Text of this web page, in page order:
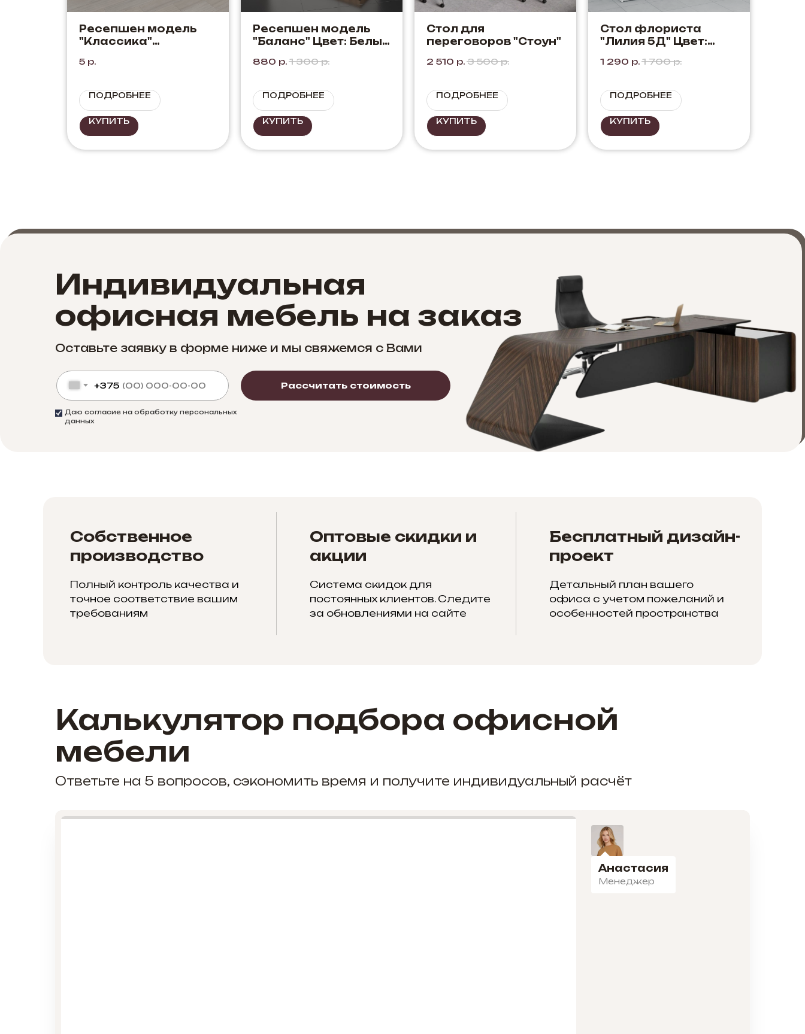
Ресепшен модель
"Классика"
5 р.
ПОДРОБНЕЕ
КУПИТЬ
Ресепшен модель
"Баланс" Цвет: Белый
880 р. 1 300 р.
ПОДРОБНЕЕ
КУПИТЬ
Стол для
переговоров "Стоун"
2 510 р. 3 500 р.
ПОДРОБНЕЕ
КУПИТЬ
Стол флориста
"Лилия 5Д" Цвет:
1 290 р. 1 700 р.
ПОДРОБНЕЕ
КУПИТЬ
Оставьте заявку в форме ниже и мы свяжемся с Вами
Даю согласие на обработку персональных
данных
+375 Рассчитать стоимость
Индивидуальная
офисная мебель на заказ
Собственное
производство
Полный контроль качества и
точное соответствие вашим
требованиям
Оптовые скидки и
акции
Система скидок для
постоянных клиентов. Следите
за обновлениями на сайте
Бесплатный дизайн-
проект
Детальный план вашего
офиса с учетом пожеланий и
особенностей пространства
Калькулятор подбора офисной
мебели
Ответьте на 5 вопросов, сэкономить время и получите индивидуальный расчёт
Анастасия
Менеджер